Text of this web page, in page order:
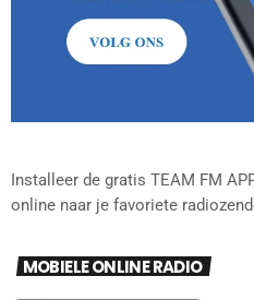
Installeer de gratis TEAM FM
online naar je favoriete
MOBIELE ONLINE RADIO